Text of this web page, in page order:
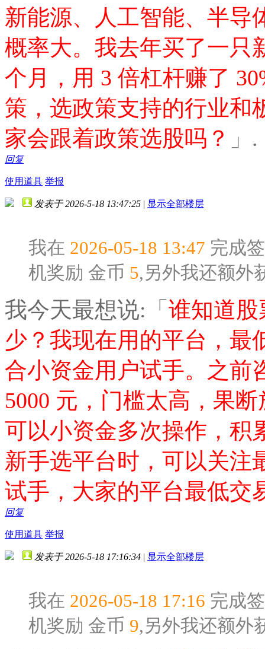
新能源、人工智能、半导
概率大。我去年买了一只
个月，用 3 倍杠杆赚了
策，选政策支持的行业和
家会跟着政策选股吗？ 」.
回复
使用道具 举报
发表于 2026-5-18 13:47:25 | 显示全部楼层
我在 2026-05-18 13:47 完成
机奖励 金币 5,另外我还额外
我今天最想说:「 谁知道
少？我现在用的平台，最
合小资金用户试手。之前
5000 元，门槛太高，果
可以小资金多次操作，积
新手选平台时，可以关注
试手，大家的平台最低交
回复
使用道具 举报
发表于 2026-5-18 17:16:34 | 显示全部楼层
我在 2026-05-18 17:16 完成
机奖励 金币 9,另外我还额外